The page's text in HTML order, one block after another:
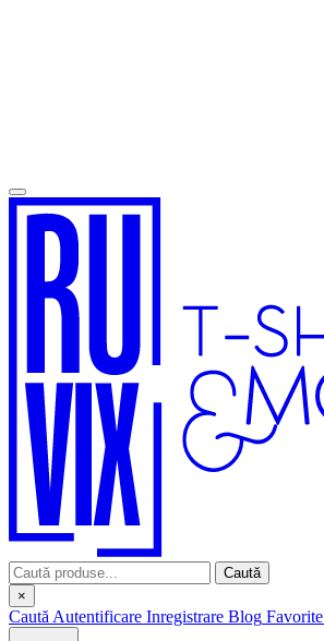
Caută
×
Caută Autentificare Inregistrare Blog Favorite